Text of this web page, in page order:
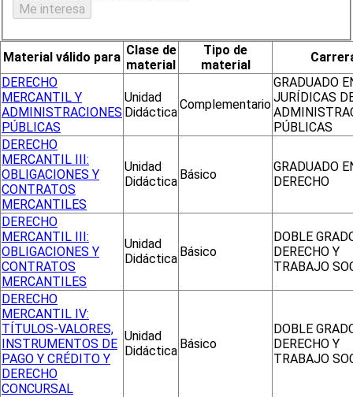
Material válido para Clase de
material
Tipo de
material
DERECHO
MERCANTIL Y
ADMINISTRACIONES
PÚBLICAS
Unidad
Didáctica
Complementario
GRADUADO
JURÍDICAS
PÚBLICAS
DERECHO
MERCANTIL III:
OBLIGACIONES Y
CONTRATOS
MERCANTILES
Unidad
Didáctica Básico
GRADUADO
DERECHO
DERECHO
MERCANTIL III:
OBLIGACIONES Y
CONTRATOS
MERCANTILES
Unidad
Didáctica Básico
DOBLE
DERECHO Y
TRABAJO
DERECHO
MERCANTIL IV:
TÍTULOS-VALORES,
INSTRUMENTOS DE
PAGO Y CRÉDITO Y
DERECHO
CONCURSAL
Unidad
Didáctica Básico
DOBLE
DERECHO Y
TRABAJO